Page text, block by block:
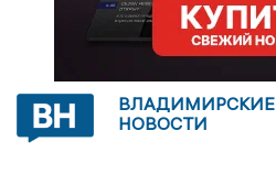
ВЛАДИМИРСКИЕ
НОВОСТИ